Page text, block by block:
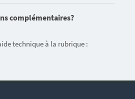
complémentaires?
technique à la rubrique :